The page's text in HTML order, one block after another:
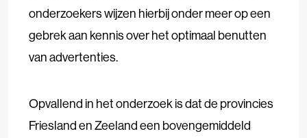
onderzoekers wijzen hierbij onder meer op een
gebrek aan kennis over het optimaal benutten
van advertenties.
Opvallend in het onderzoek is dat de provincies
Friesland en Zeeland een bovengemiddeld